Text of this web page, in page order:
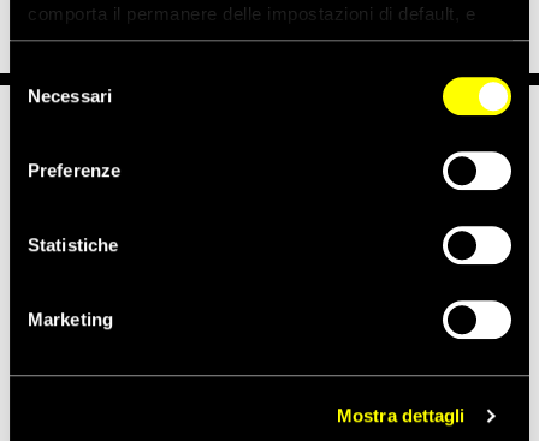
comporta il permanere delle impostazioni di default, e
dunque la continuazione della navigazione con i cookie
dei cookie attivi sul sito clicca
Selezione
delNecessari
Preferenze
Statistiche
Marketing
Mostra dettagli
Notizie correlate per paese
ISRAELE E TERRITORIO PALESTINESE OCCUPATO